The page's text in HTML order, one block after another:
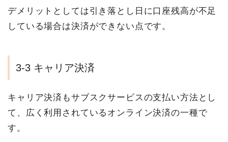
デメリットとしては引き落とし日に口座残高が不足
している場合は決済ができない点です。
3-3 キャリア決済
キャリア決済もサブスクサービスの支払い方法とし
て、広く利用されているオンライン決済の一種で
す。